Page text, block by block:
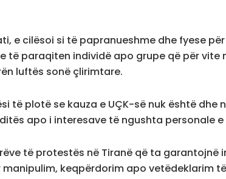
e cilësoi si të papranueshme dhe fyese
të paraqiten individë apo grupe që për
luftës sonë çlirimtare.
të plotë se kauza e UÇK-së nuk është dhe
apo i interesave të ngushta personale e
të protestës në Tiranë që ta
keqpërdorim apo vetëdeklarim